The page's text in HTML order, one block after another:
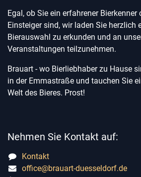
Egal, ob Sie ein erfahrener Bierkenner
Einsteiger sind, wir laden Sie herzlich
Bierauswahl zu erkunden und an
Veranstaltungen teilzunehmen.
Brauart - wo Bierliebhaber zu Hause
in der Emmastraße und tauchen Sie
Welt des Bieres. Prost!
Nehmen Sie Kontakt auf:
Kontakt
office@brauart-duesseldorf.de